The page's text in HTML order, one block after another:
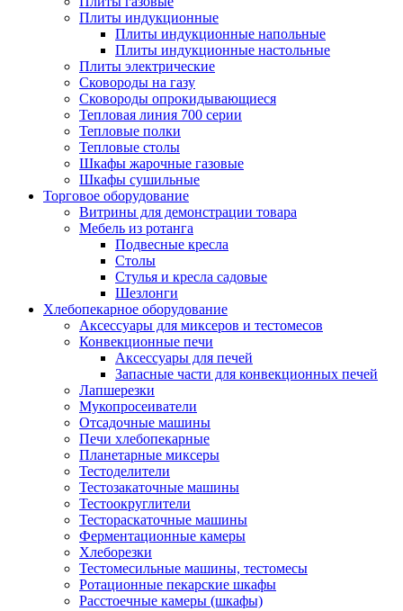
Плиты индукционные
Плиты индукционные напольные
Плиты индукционные настольные
Плиты электрические
Сковороды на газу
Сковороды опрокидывающиеся
Тепловая линия 700 серии
Тепловые полки
Тепловые столы
Шкафы жарочные газовые
Шкафы сушильные
Торговое оборудование
Витрины для демонстрации товара
Мебель из ротанга
Подвесные кресла
Столы
Стулья и кресла садовые
Шезлонги
Хлебопекарное оборудование
Аксессуары для миксеров и тестомесов
Конвекционные печи
Аксессуары для печей
Запасные части для конвекционных печей
Лапшерезки
Мукопросеиватели
Отсадочные машины
Печи хлебопекарные
Планетарные миксеры
Тестоделители
Тестозакаточные машины
Тестоокруглители
Тестораскаточные машины
Ферментационные камеры
Хлеборезки
Тестомесильные машины, тестомесы
Ротационные пекарские шкафы
Расстоечные камеры (шкафы)